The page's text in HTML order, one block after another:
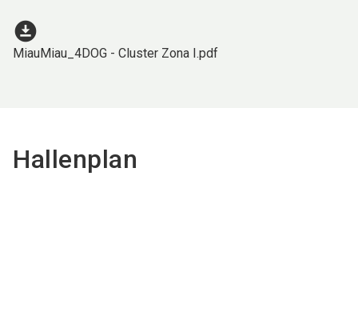
download_for_offline
MiauMiau_4DOG - Cluster Zona I.pdf
Hallenplan